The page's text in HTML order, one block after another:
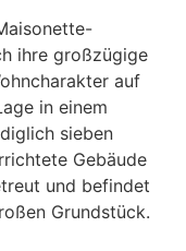
ihre großzügige
auf
in einem
sieben
Gebäude
und befindet
Grundstück.